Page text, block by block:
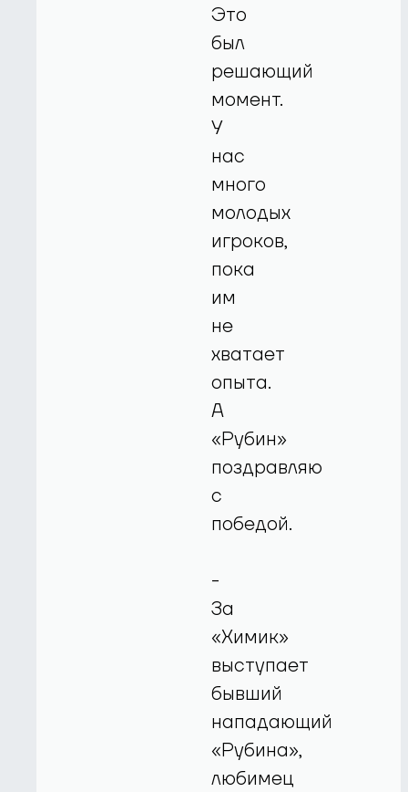
Это
был
решающий
момент.
У
нас
много
молодых
игроков,
пока
им
не
хватает
опыта.
А
«Рубин»
поздравляю
с
победой.
-
За
«Химик»
выступает
бывший
нападающий
«Рубина»,
любимец